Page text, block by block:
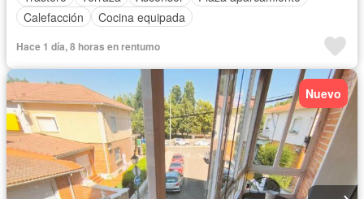
Calefacción
Cocina equipada
Hace 1 día, 8 horas en rentumo
Nuevo